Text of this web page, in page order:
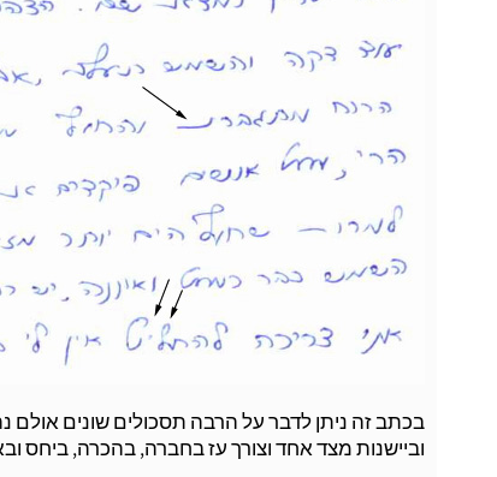
בכתב זה ניתן לדבר על הרבה תסכולים שונים
וביישנות מצד אחד וצורך עז בחברה, בהכרה, ביחס